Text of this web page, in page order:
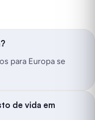
para Europa se
de vida em